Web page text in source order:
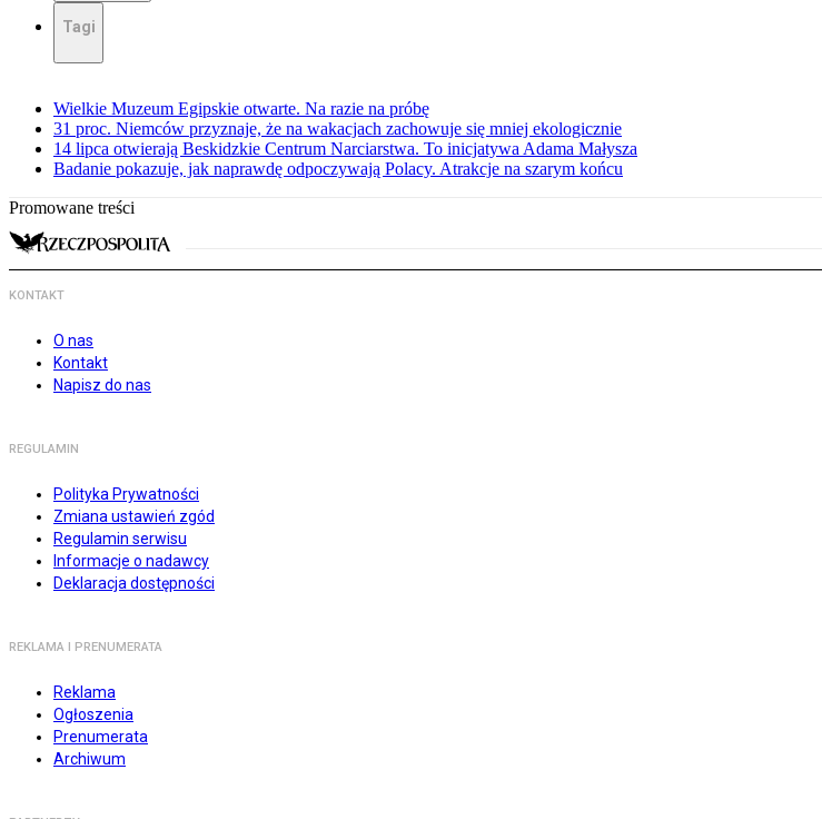
Tagi
Wielkie Muzeum Egipskie otwarte. Na razie na próbę
31 proc. Niemców przyznaje, że na wakacjach zachowuje się mniej ekologicznie
14 lipca otwierają Beskidzkie Centrum Narciarstwa. To inicjatywa Adama Małysza
Badanie pokazuje, jak naprawdę odpoczywają Polacy. Atrakcje na szarym końcu
Promowane treści
KONTAKT
O nas
Kontakt
Napisz do nas
REGULAMIN
Polityka Prywatności
Zmiana ustawień zgód
Regulamin serwisu
Informacje o nadawcy
Deklaracja dostępności
REKLAMA I PRENUMERATA
Reklama
Ogłoszenia
Prenumerata
Archiwum